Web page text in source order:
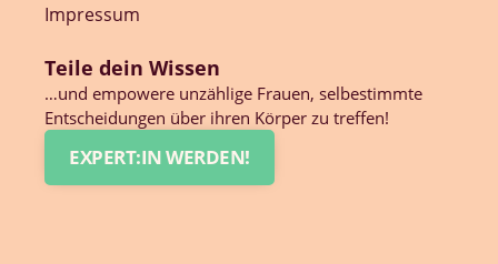
Impressum
Teile dein Wissen
…und empowere unzählige Frauen, selbestimmte
Entscheidungen über ihren Körper zu treffen!
EXPERT:IN WERDEN!